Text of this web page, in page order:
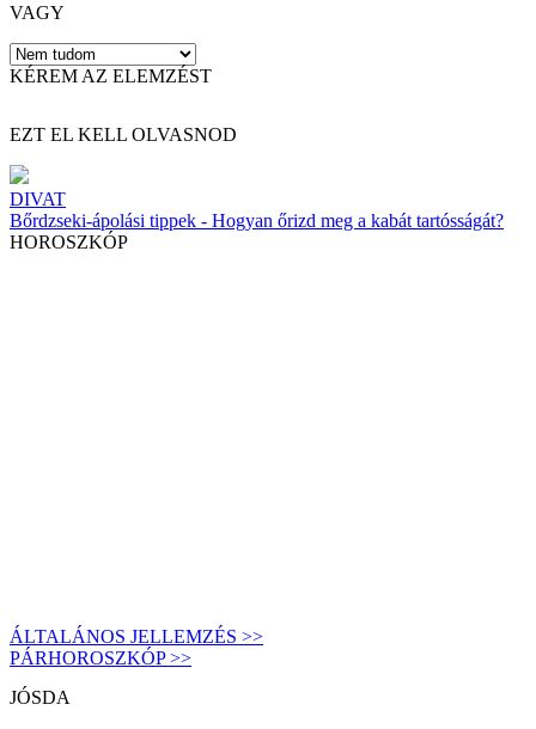
VAGY
KÉREM AZ ELEMZÉST
EZT EL KELL OLVASNOD
DIVAT
Bőrdzseki-ápolási tippek - Hogyan őrizd meg a kabát tartósságát?
HOROSZKÓP
ÁLTALÁNOS JELLEMZÉS >>
PÁRHOROSZKÓP >>
JÓSDA